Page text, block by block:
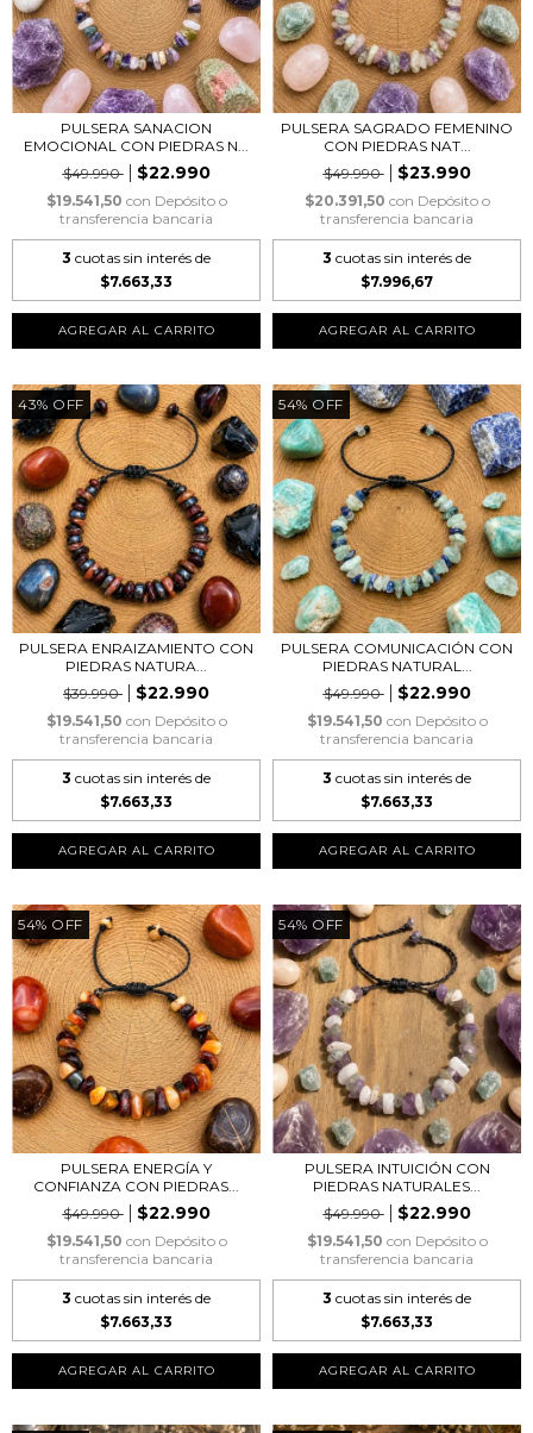
PULSERA SANACION
EMOCIONAL CON PIEDRAS N...
$49.990
$22.990
$19.541,50 con Depósito o
transferencia bancaria
3 cuotas sin interés de
$7.663,33
PULSERA SAGRADO FEMENINO
CON PIEDRAS NAT...
$49.990
$23.990
$20.391,50 con Depósito o
transferencia bancaria
3 cuotas sin interés de
$7.996,67
43% OFF
PULSERA ENRAIZAMIENTO CON
PIEDRAS NATURA...
$39.990
$22.990
$19.541,50 con Depósito o
transferencia bancaria
3 cuotas sin interés de
$7.663,33
54% OFF
PULSERA COMUNICACIÓN CON
PIEDRAS NATURAL...
$49.990
$22.990
$19.541,50 con Depósito o
transferencia bancaria
3 cuotas sin interés de
$7.663,33
54% OFF
PULSERA ENERGÍA Y
CONFIANZA CON PIEDRAS...
$49.990
$22.990
$19.541,50 con Depósito o
transferencia bancaria
3 cuotas sin interés de
$7.663,33
54% OFF
PULSERA INTUICIÓN CON
PIEDRAS NATURALES...
$49.990
$22.990
$19.541,50 con Depósito o
transferencia bancaria
3 cuotas sin interés de
$7.663,33